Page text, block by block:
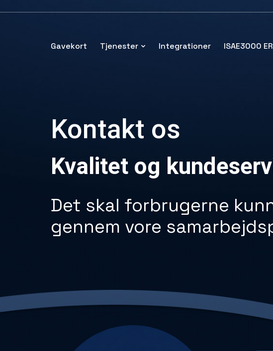
Gavekort Tjenester Integrationer ISAE3000
Kontakt os
Kvalitet og
Det skal forbrugerne
gennem vore